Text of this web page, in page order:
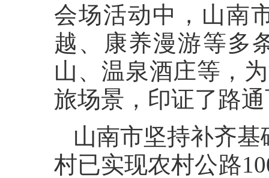
会场活动中，山南
越、康养漫游等多
山、温泉酒庄等，
旅场景，印证了路
山南市坚持补齐
村已实现农村公路